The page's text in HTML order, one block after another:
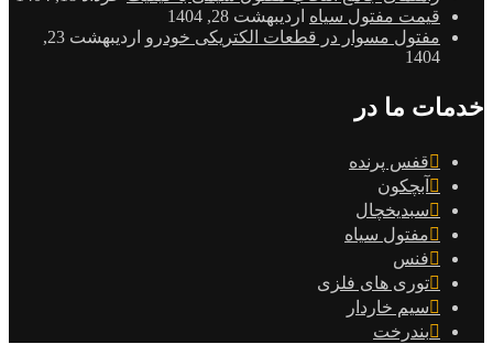
مفتول سیاه اردیبهشت 28, 1404
مسوار در قطعات الکتریکی خودرو
اردیبهشت 23,
ما در
قفس پرنده
آبچکون
سبدیخچال
مفتول سیاه
فنس
توری های فلزی
سیم خاردار
بندرخت